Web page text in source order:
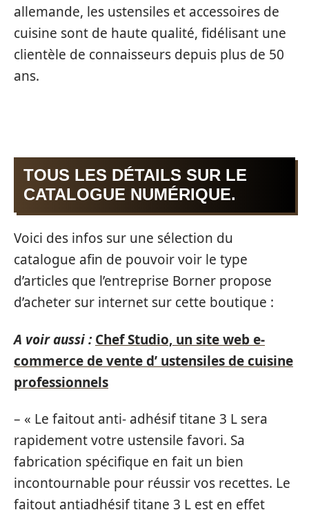
allemande, les ustensiles et accessoires de
cuisine sont de haute qualité, fidélisant une
clientèle de connaisseurs depuis plus de 50
ans.
TOUS LES DÉTAILS SUR LE
CATALOGUE NUMÉRIQUE.
Voici des infos sur une sélection du
catalogue afin de pouvoir voir le type
d’articles que l’entreprise Borner propose
d’acheter sur internet sur cette boutique :
A voir aussi : Chef Studio, un site web e-
commerce de vente d’ ustensiles de cuisine
professionnels
– « Le faitout anti- adhésif titane 3 L sera
rapidement votre ustensile favori. Sa
fabrication spécifique en fait un bien
incontournable pour réussir vos recettes. Le
faitout antiadhésif titane 3 L est en effet